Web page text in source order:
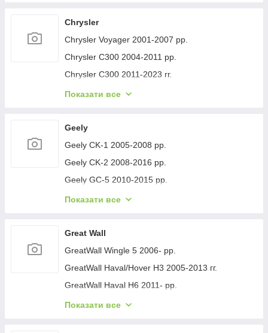
Buick Verano 2016-2021 рр.
Buick Enclave 2007-2012 рр.
Chrysler
Chrysler Voyager 2001-2007 рр.
Chrysler C300 2004-2011 рр.
Chrysler C300 2011-2023 гг.
Chrysler Voyager 1996-2001 рр.
Chrysler 200 II 2014-2017 рр.
Показати все
Geely
Geely CK-1 2005-2008 рр.
Geely CK-2 2008-2016 рр.
Geely GC-5 2010-2015 рр.
Geely GC-6 2014-2020 рр.
Geely Emgrand EC7 2009- рр.
Geely Emgrand X7 2011- рр.
Geely LC Cross 2008-2016 гг.
Geely MK 2006-2014 рр.
Geely MK Cross 2010-2016 рр.
Показати все
Great Wall
GreatWall Wingle 5 2006- рр.
GreatWall Haval/Hover H3 2005-2013 гг.
GreatWall Haval H6 2011- рр.
GreatWall Haval F7 2018-2024 рр.
Показати все